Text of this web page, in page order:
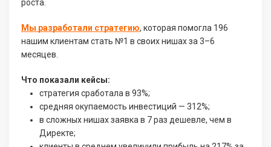
роста.
Мы разработали стратегию, которая помогла 196
нашим клиентам стать №1 в своих нишах за 3–6
месяцев.
Что показали кейсы:
стратегия сработала в 93%;
средняя окупаемость инвестиций — 312%;
в сложных нишах заявка в 7 раз дешевле, чем в
Директе;